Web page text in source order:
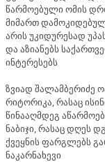
წარმოებული ომის
მიმართ
არის უკიდურესად
და აზიანებს
ინტერესებს
ზვიად შალამბერიძე
რიტორიკა, რასაც
წინააღმდეგ
ნაბიჯი, რასაც დღეს
ქვეყნის ფარგლებს
ნაკარნახევი